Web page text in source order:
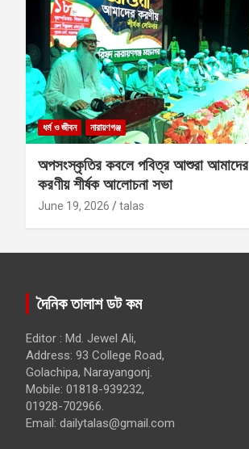
ধর্ম ও জীবন নারায়ণগঞ্জ
অপসংস্কৃতির কবলে পবিত্র আশুরা আমাদের
করণীয় শীর্ষক আলোচনা সভা
June 19, 2026 talas
দৈনিক তালাশ ডট কম
Editor : Md. Jewel Ali,
Address: 93 College Road,
Golachipa, Narayangonj.
Mobile: 01818-939232,
01928-702966.
Email: dailytalas@gmail.com